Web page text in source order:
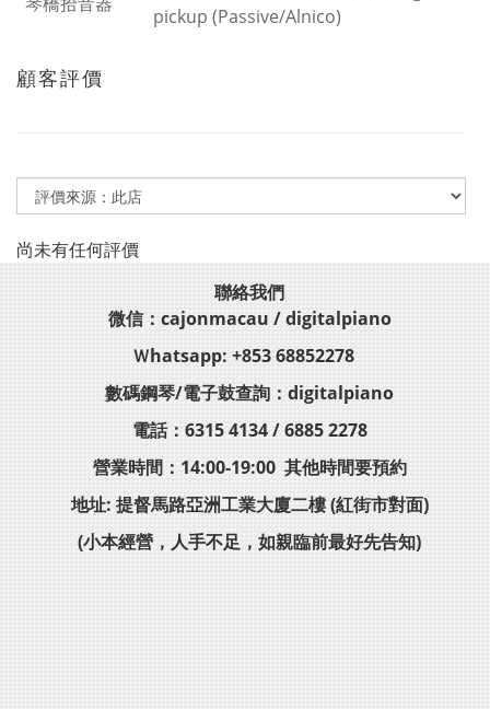
pickup (Passive/Alnico)
顧客評價
尚未有任何評價
聯絡我們
微信：cajonmacau / digitalpiano
Ｗhatsapp: +853 68852278
數碼鋼琴/電子鼓查詢：digitalpiano
電話：6315 4134 / 6885 2278
營業時間：14:00-19:00 其他時間要預約
地址: 提督馬路亞洲工業大廈二樓 (紅街市對面)
(小本經營，人手不足，如親臨前最好先告知)